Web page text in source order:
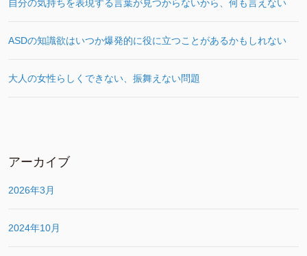
自分の気持ちを表現する言葉が見つからないから、何も言えない
ASDの知識欲はいつか爆発的に役に立つことがあるかもしれない
大人の女性らしくできない、振舞えない問題
アーカイブ
2026年3月
2024年10月